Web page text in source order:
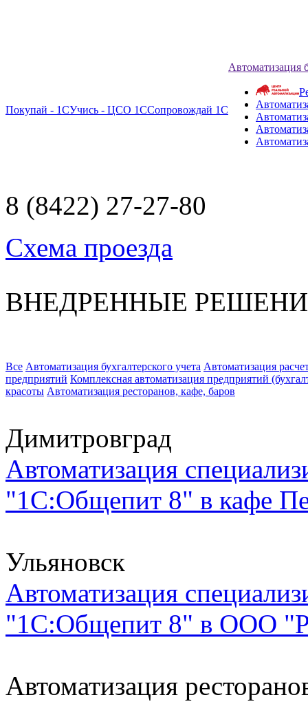
Покупай - 1СУчись - ЦСО 1ССопровождай 1С
Автоматизация
8 (8422) 27-27-80
Схема проезда
ВНЕДРЕННЫЕ
Все Автоматизация бухгалтерского учета Автоматизация
предприятий Комплексная автоматизация предприятий
красоты Автоматизация ресторанов, кафе, баров
Димитровград
Автоматизация
"1С:Общепит 8" в кафе
Ульяновск
Автоматизация
"1С:Общепит 8" в ООО
Автоматизация